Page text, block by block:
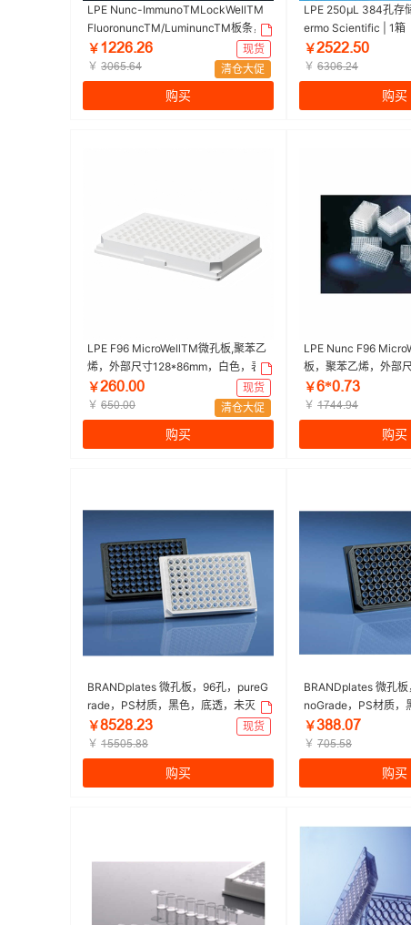
LPE Nunc-ImmunoTMLockWellTM
FluoronuncTM/LuminuncTM板条，
带框，每框96孔，聚苯乙烯，外部尺
寸：128*86mm,规格，C8，表面Ma
×iSorp，颜色，白色|250µL|Nunc | 1
箱（10个/包，6包/箱，60个/箱)
￥ ǝſſƧŤſƧ
现货
清仓大促
￥ ŁřƧœŤƧȂ
购买
LPE 250µL 384孔存
ermo Scientific | 1箱
￥ſœſſŤœř
￥ ƧŁřƧŤſȂ
购买
LPE F96 MicroWellTM微孔板,聚苯乙
烯，外部尺寸128*86mm，白色，表
面MaxiSorp|96孔|Nunc | 1包（10个/
包）
￥ſƧřŤřř
现货
清仓大促
￥ ƧœřŤřř
购买
LPE Nunc F96
板，聚苯乙烯，外部
表面，MaxiSorp，未
Nunc | 1箱（5个/包，
￥Ƨ*řŤƚŁ
￥ ǝƚȂȂŤůȂ
购买
BRANDplates 微孔板，96孔，pureG
rade，PS材质，黑色，底透，未灭
菌|黑色，底透|Brand/普兰德 | 1箱（1
00块/箱）
￥ȬœſȬŤſŁ
现货
￥ ǝœœřœŤȬȬ
购买
BRANDplates 微孔
noGrade，PS材质，
灭菌|黑色，底透
（5块/箱）
￥ŁȬȬŤřƚ
￥ ƚřœŤœȬ
购买